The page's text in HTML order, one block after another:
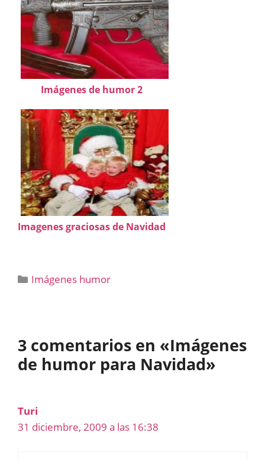
Imágenes de humor 2
Imagenes graciosas de Navidad
Categorías
Imágenes humor
3 comentarios en «Imágenes
de humor para Navidad»
Turi
31 diciembre, 2009 a las 16:38